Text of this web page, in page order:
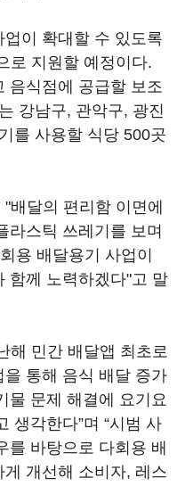
이 확대할 수 있도록
로 지원할 예정이다.
음식점에 공급할 보조
강남구, 관악구, 광진
를 사용할 식당 500곳
배달의 편리함 이면에
라스틱 쓰레기를 보며
용 배달용기 사업이
함께 노력하겠다"고 말
해 민간 배달앱 최초로
통해 음식 배달 증가
물 문제 해결에 요기요
생각한다”며 “시범 사
를 바탕으로 다회용 배
개선해 소비자, 레스